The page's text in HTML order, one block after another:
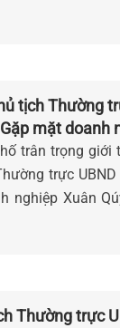
tịch Thường
mặt doanh
trân trọng giới
trực
nghiệp Xuân
Thường trực